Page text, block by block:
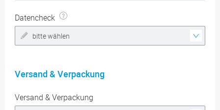
Datencheck
bitte wählen
Versand & Verpackung
Versand & Verpackung